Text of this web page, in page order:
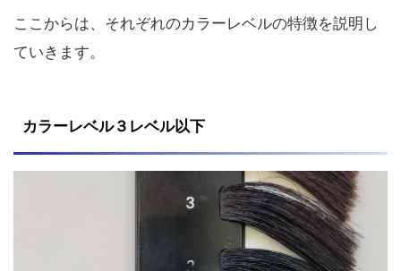
ここからは、それぞれのカラーレベルの特徴を説明し
ていきます。
カラーレベル３レベル以下